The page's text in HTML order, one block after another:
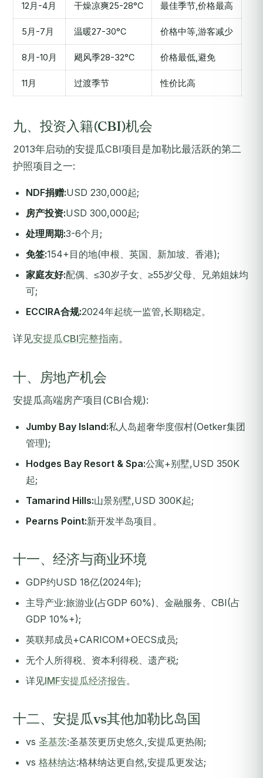
12月-4月 干燥凉爽25-28°C 最佳季节,价格最高
5月-7月 温暖27-30°C 价格中等,游客减少
8月-10月 飓风季28-32°C 价格最低,避免
11月 过渡季节 性价比高
九、投资入籍(CBI)机会
2013年启动的安提瓜CBI项目是加勒比最活跃的第二
护照项目之一:
NDF捐赠:USD 230,000起;
房产投资:USD 300,000起;
处理周期:3-6个月;
免签:154+目的地(申根、英国、新加坡、香港);
家庭友好:配偶、≤30岁子女、≥55岁父母、兄弟姐妹均
可;
ECCIRA合规:2024年起统一监管,长期稳定。
详见安提瓜CBI完整指南。
十、房地产机会
安提瓜高端房产项目(CBI合规):
Jumby Bay Island:私人岛超奢华度假村(Oetker集团
管理);
Hodges Bay Resort & Spa:公寓+别墅,USD 350K
起;
Tamarind Hills:山景别墅,USD 300K起;
Pearns Point:新开发半岛项目。
十一、经济与商业环境
GDP约USD 18亿(2024年);
主导产业:旅游业(占GDP 60%)、金融服务、CBI(占
GDP 10%+);
英联邦成员+CARICOM+OECS成员;
无个人所得税、资本利得税、遗产税;
详见IMF安提瓜经济报告。
十二、安提瓜vs其他加勒比岛国
vs 圣基茨:圣基茨更历史悠久,安提瓜更热闹;
vs 格林纳达:格林纳达更自然,安提瓜更发达;